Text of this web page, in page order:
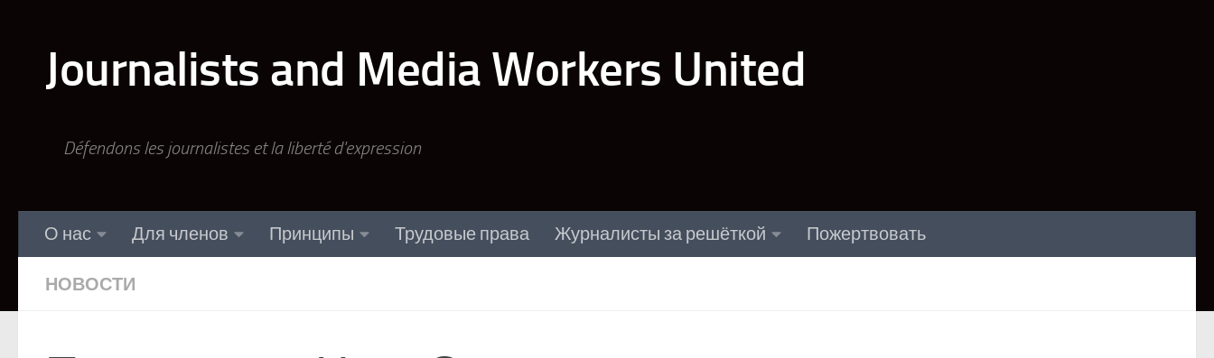
Journalists and Media Workers United
Défendons les journalistes et la liberté d'expression
О нас Для членов Принципы Трудовые права Журналисты за решёткой Пожертвовать
НОВОСТИ